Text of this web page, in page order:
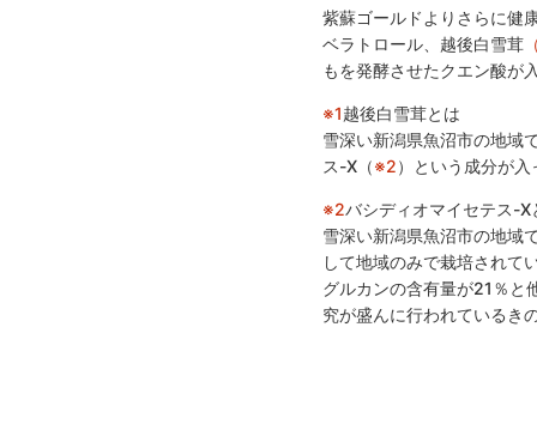
紫蘇ゴールドよりさらに健
ベラトロール、越後白雪茸
もを発酵させたクエン酸が
※1越後白雪茸とは
雪深い新潟県魚沼市の地域
ス-X（※2）という成分が
※2バシディオマイセテス-X
雪深い新潟県魚沼市の地域
して地域のみで栽培されて
グルカンの含有量が21％と
究が盛んに行われているき